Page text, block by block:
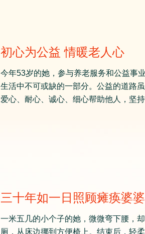
初心为公益 情暖老人心
今年53岁的她，参与养老服务和公益事
生活中不可或缺的一部分。公益的道路
爱心、耐心、诚心、细心帮助他人，坚
三十年如一日照顾瘫痪婆
一米五几的小个子的她，微微弯下腰，
厕，从床边挪到方便椅上。结束后，轻